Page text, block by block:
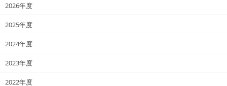
2026年度
2025年度
2024年度
2023年度
2022年度